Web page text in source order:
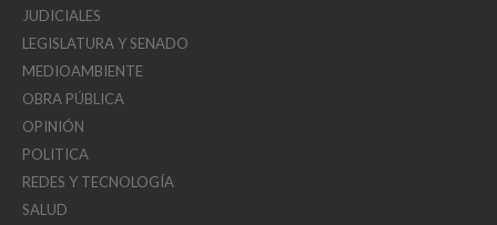
JUDICIALES
LEGISLATURA Y SENADO
MEDIOAMBIENTE
OBRA PÚBLICA
OPINIÓN
POLITICA
REDES Y TECNOLOGÍA
SALUD